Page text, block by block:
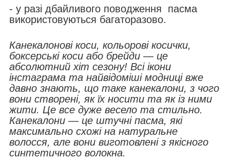
- у разі дбайливого поводження пасма
використовуються багаторазово.
Канекалонові коси, кольорові косички,
боксерські коси або брейди — це
абсолютний хіт сезону! Всі ікони
інстаграма та найвідоміші модниці вже
давно знають, що таке канекалони, з чого
вони створені, як їх носити та як із ними
жити. Це все дуже весело та стильно.
Канекалони — це штучні пасма, які
максимально схожі на натуральне
волосся, але вони виготовлені з якісного
синтетичного волокна.